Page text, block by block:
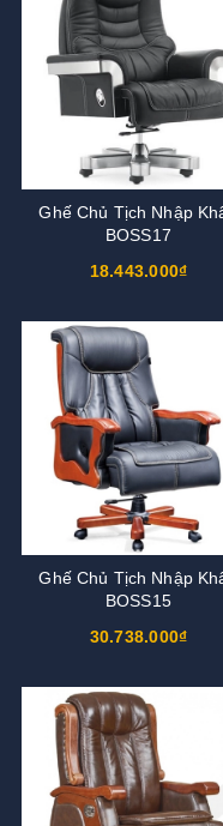
Ghế Chủ Tịch Nhập
BOSS17
18.443.000₫
Ghế Chủ Tịch Nhập
BOSS15
30.738.000₫